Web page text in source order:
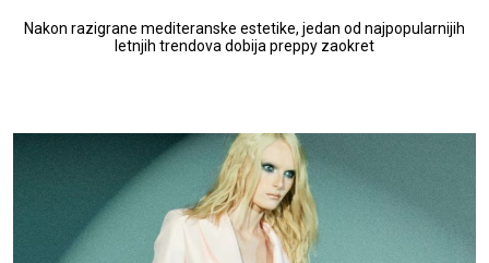
Nakon razigrane mediteranske estetike, jedan od najpopularnijih
letnjih trendova dobija preppy zaokret